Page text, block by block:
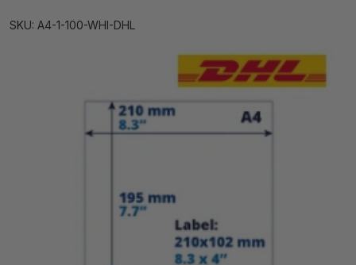
SKU: A4-1-100-WHI-DHL